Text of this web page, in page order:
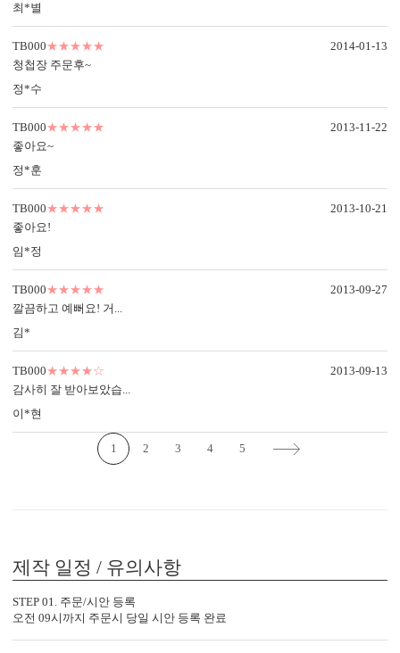
최*별
TB000★★★★★
청첩장 주문후~
정*수
2014-01-13
TB000★★★★★
좋아요~
정*훈
2013-11-22
TB000★★★★★
좋아요!
임*정
2013-10-21
TB000★★★★★
깔끔하고 예뻐요! 거...
김*
2013-09-27
TB000★★★★☆
감사히 잘 받아보았습...
이*현
2013-09-13
1 2 3 4 5
제작 일정 / 유의사항
STEP 01. 주문/시안 등록
오전 09시까지 주문시 당일 시안 등록 완료